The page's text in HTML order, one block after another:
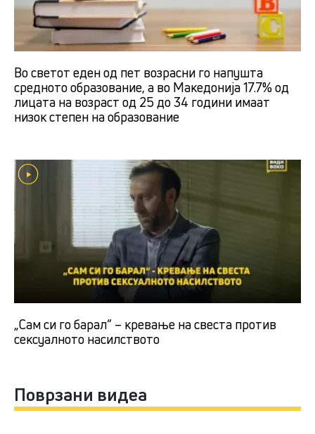
Во светот еден од пет возрасни го напушта
средното образование, а во Македонија 17.7% од
лицата на возраст од 25 до 34 години имаат
низок степен на образование
„Сам си го барал“ – кревање на свеста против
сексуалното насилството
Поврзани видеа